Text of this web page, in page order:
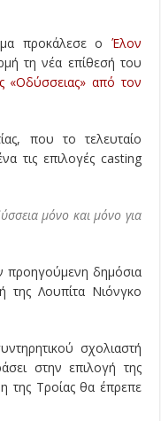
προκάλεσε ο Έλον
τη νέα επίθεσή του
«Οδύσσειας» από τον
που το τελευταίο
τις επιλογές casting
μόνο και μόνο για
προηγούμενη δημόσια
της Λουπίτα Νιόνγκο
σχολιαστή
στην επιλογή της
της Τροίας θα έπρεπε